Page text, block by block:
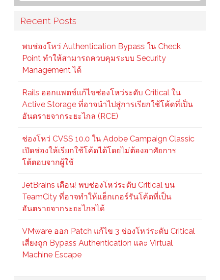
Recent Posts
พบช่องโหว่ Authentication Bypass ใน Check
Point ทำให้สามารถควบคุมระบบ Security
Management ได้
Rails ออกแพตช์แก้ไขช่องโหว่ระดับ Critical ใน
Active Storage ที่อาจนำไปสู่การเรียกใช้โค้ดที่เป็น
อันตรายจากระยะไกล (RCE)
ช่องโหว่ CVSS 10.0 ใน Adobe Campaign Classic
เปิดช่องให้เรียกใช้โค้ดได้โดยไม่ต้องอาศัยการ
โต้ตอบจากผู้ใช้
JetBrains เตือน! พบช่องโหว่ระดับ Critical บน
TeamCity ที่อาจทำให้แฮ็กเกอร์รันโค้ดที่เป็น
อันตรายจากระยะไกลได้
VMware ออก Patch แก้ไข 3 ช่องโหว่ระดับ Critical
เสี่ยงถูก Bypass Authentication และ Virtual
Machine Escape